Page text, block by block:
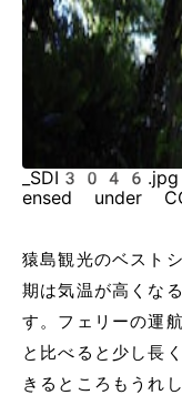
ensed under
猿島観光のベス
期は気温が高くな
す。フェリーの
と比べると少し長
きるところもうれ